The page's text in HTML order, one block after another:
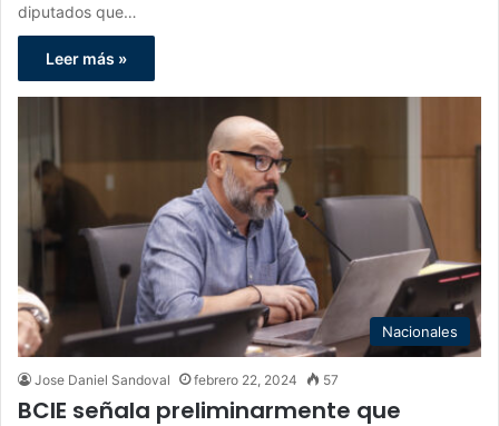
diputados que…
Leer más »
Nacionales
Jose Daniel Sandoval febrero 22, 2024 57
BCIE señala preliminarmente que